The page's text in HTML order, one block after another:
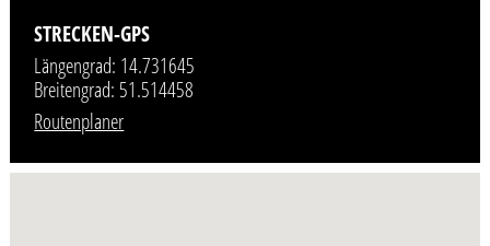
STRECKEN-GPS
Längengrad: 14.731645
Breitengrad: 51.514458
Routenplaner